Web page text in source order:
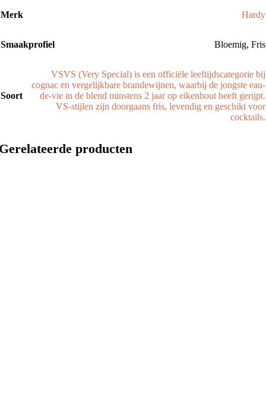
Merk Hardy
Smaakprofiel Bloemig, Fris
Soort
VSVS (Very Special) is een officiële leeftijdscategorie bij
cognac en vergelijkbare brandewijnen, waarbij de jongste eau-
de-vie in de blend minstens 2 jaar op eikenhout heeft gerijpt.
VS-stijlen zijn doorgaans fris, levendig en geschikt voor
cocktails.
producten